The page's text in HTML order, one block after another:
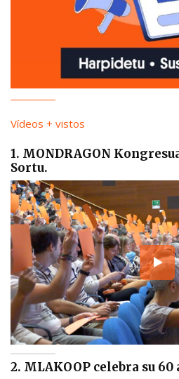
Vídeos + vistos
1. MONDRAGON
Sortu.
2. MLAKOOP celebra su